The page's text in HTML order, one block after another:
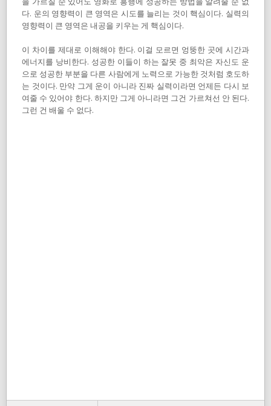
다. 운의 영향력이 큰 영역은 시도를 늘리는 것이 핵심이다. 실력의
영향력이 큰 영역은 내공을 키우는 게 핵심이다.
이 차이를 제대로 이해해야 한다. 이걸 모르면 엉뚱한 곳에 시간과
에너지를 낭비한다. 성공한 이들이 하는 잘못 중 최악은 자신도 운
으로 성공한 부분을 다른 사람에게 노력으로 가능한 것처럼 호도하
는 것이다. 만약 그게 운이 아니라 진짜 실력이라면 언제든 다시 보
여줄 수 있어야 한다. 하지만 그게 아니라면 그건 가르쳐선 안 된다.
그런 건 배울 수 없다.